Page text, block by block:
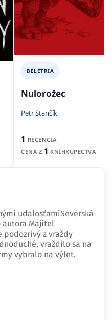
BELETRIA
Nulorožec
Petr Stančík
1 RECENCIA
CENA Z 1 KNÍHKUPECTVA
udalosťamiSeverská
autora Majiteľ
podozrivý z vraždy
vraždilo sa na
vybralo na výlet.